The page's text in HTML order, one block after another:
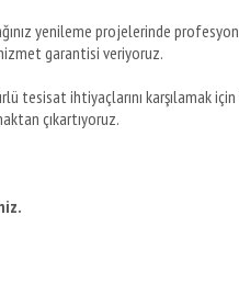
yenileme projelerinde
garantisi veriyoruz.
tesisat ihtiyaçlarını karşılamak için
çıkartıyoruz.